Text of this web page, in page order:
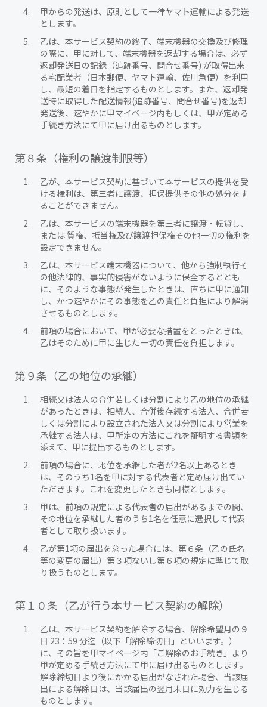
甲からの発送は、原則として一律ヤマト運輸による発送
とします。
乙は、本サービス契約の終了、端末機器の交換及び修理
の際に、甲に対して、端末機器を返却する場合は、必ず
返却発送日の記録（追跡番号、問合せ番号) が取得出来
る宅配業者（日本郵便、ヤマト運輸、佐川急便）を利用
し、最短の着日を指定するものとします。また、返却発
送時に取得した配送情報(追跡番号、問合せ番号)を返却
発送後、速やかに甲マイページ内もしくは、甲が定める
手続き方法にて甲に届け出るものとします。
第８条（権利の譲渡制限等）
乙が、本サービス契約に基づいて本サービスの提供を受
ける権利は、第三者に譲渡、担保提供その他の処分をす
ることができません。
乙は、本サービスの端末機器を第三者に譲渡・転貸し、
または 質権、抵当権及び譲渡担保権その他一切の権利を
設定できません。
乙は、本サービス端末機器について、他から強制執行そ
の他法律的、事実的侵害がないように保全するととも
に、そのような事態が発生したときは、直ちに甲に通知
し、かつ速やかにその事態を乙の責任と負担により解消
させるものとします。
前項の場合において、甲が必要な措置をとったときは、
乙はそのために甲に生じた一切の責任を負担します。
第９条（乙の地位の承継）
相続又は法人の合併若しくは分割により乙の地位の承継
があったときは、相続人、合併後存続する法人、合併若
しくは分割により設立された法人又は分割により営業を
承継する法人は、甲所定の方法にこれを証明する書類を
添えて、甲に提出するものとします。
前項の場合に、地位を承継した者が2名以上あるとき
は、そのうち1名を甲に対する代表者と定め届け出てい
ただきます。これを変更したときも同様とします。
甲は、前項の規定による代表者の届出があるまでの間、
その地位を承継した者のうち1名を任意に選択して代表
者として取り扱います。
乙が第1項の届出を怠った場合には、第６条（乙の氏名
等の変更の届出）第３項ないし第６項の規定に準じて取
り扱うものとします。
第１０条（乙が行う本サービス契約の解除）
乙は、本サービス契約を解除する場合、解除希望月の９
日 23：59 分迄（以下「解除締切日」といいます。）
に、その旨を甲マイページ内「ご解除のお手続き」より
甲が定める手続き方法にて甲に届け出るものとします。
解除締切日より後にかかる届出がなされた場合、当該届
出による解除日は、当該届出の翌月末日に効力を生じる
ものとします。